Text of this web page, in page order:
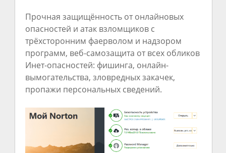
Прочная защищённость от онлайновых
опасностей и атак взломщиков с
трёхсторонним фаерволом и надзором
программ, веб-самозащита от всех обликов
Инет-опасностей: фишинга, онлайн-
вымогательства, зловредных закачек,
пропажи персональных сведений.